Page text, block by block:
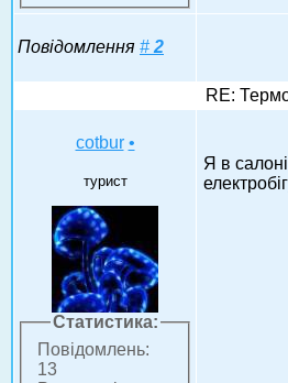
Повідомлення # 2
RE:
cotbur •
турист
Статистика:
Повідомлень:
13
Я в